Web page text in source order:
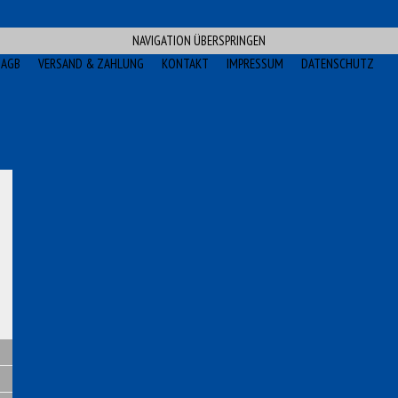
NAVIGATION ÜBERSPRINGEN
AGB VERSAND & ZAHLUNG KONTAKT IMPRESSUM DATENSCHUTZ